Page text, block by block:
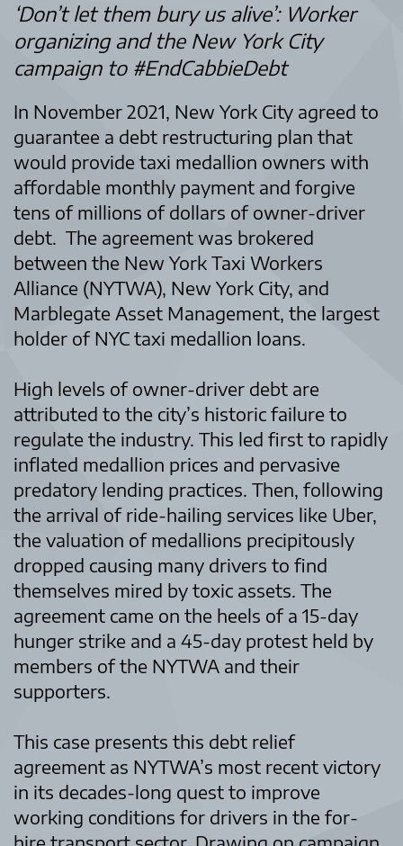
‘Don’t let them bury us alive’: Worker
organizing and the New York City
campaign to #EndCabbieDebt
In November 2021, New York City agreed to
guarantee a debt restructuring plan that
would provide taxi medallion owners with
affordable monthly payment and forgive
tens of millions of dollars of owner-driver
debt. The agreement was brokered
between the New York Taxi Workers
Alliance (NYTWA), New York City, and
Marblegate Asset Management, the largest
holder of NYC taxi medallion loans.
High levels of owner-driver debt are
attributed to the city’s historic failure to
regulate the industry. This led first to rapidly
inflated medallion prices and pervasive
predatory lending practices. Then, following
the arrival of ride-hailing services like Uber,
the valuation of medallions precipitously
dropped causing many drivers to find
themselves mired by toxic assets. The
agreement came on the heels of a 15-day
hunger strike and a 45-day protest held by
members of the NYTWA and their
supporters.
This case presents this debt relief
agreement as NYTWA’s most recent victory
in its decades-long quest to improve
working conditions for drivers in the for-